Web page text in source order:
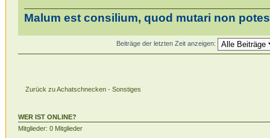
Malum est consilium, quod mutari non
Beiträge der letzten Zeit anzeigen:
Zurück zu Achatschnecken - Sonstiges
WER IST ONLINE?
Mitglieder: 0 Mitglieder